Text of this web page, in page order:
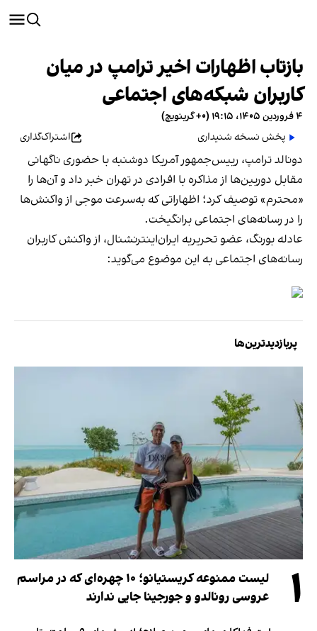
بازتاب اظهارات اخیر ترامپ در میان
کاربران شبکه‌های اجتماعی
۴ فروردین ۱۴۰۵، ۱۹:۱۵ (‎+۰ گرینویچ)
پخش نسخه شنیداری
اشتراک‌گذاری
دونالد ترامپ، رییس‌جمهور آمریکا دوشنبه با حضوری ناگهانی
مقابل دوربین‌ها از مذاکره با افرادی در تهران خبر داد و آن‌ها را
«محترم» توصیف کرد؛ اظهاراتی که به‌سرعت موجی از واکنش‌ها
را در رسانه‌های اجتماعی برانگیخت.
عادله بورنگ، عضو تحریریه ایران‌اینترنشنال، از واکنش کاربران
رسانه‌های اجتماعی به این موضوع می‌گوید:
پربازدیدترین‌ها
۱
لیست ممنوعه کریستیانو؛ ۱۰ چهره‌ای که در مراسم
عروسی رونالدو و جورجینا جایی ندارند